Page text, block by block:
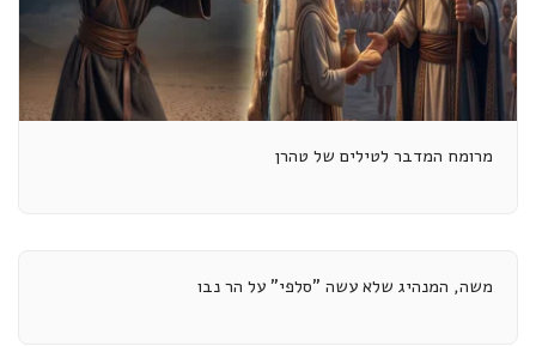
מרומח המדבר לטילים של טהרן
משה, המנהיג שלא עשה "סלפי" על הר נבו